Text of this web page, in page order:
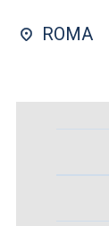
Ricerca
ROMA